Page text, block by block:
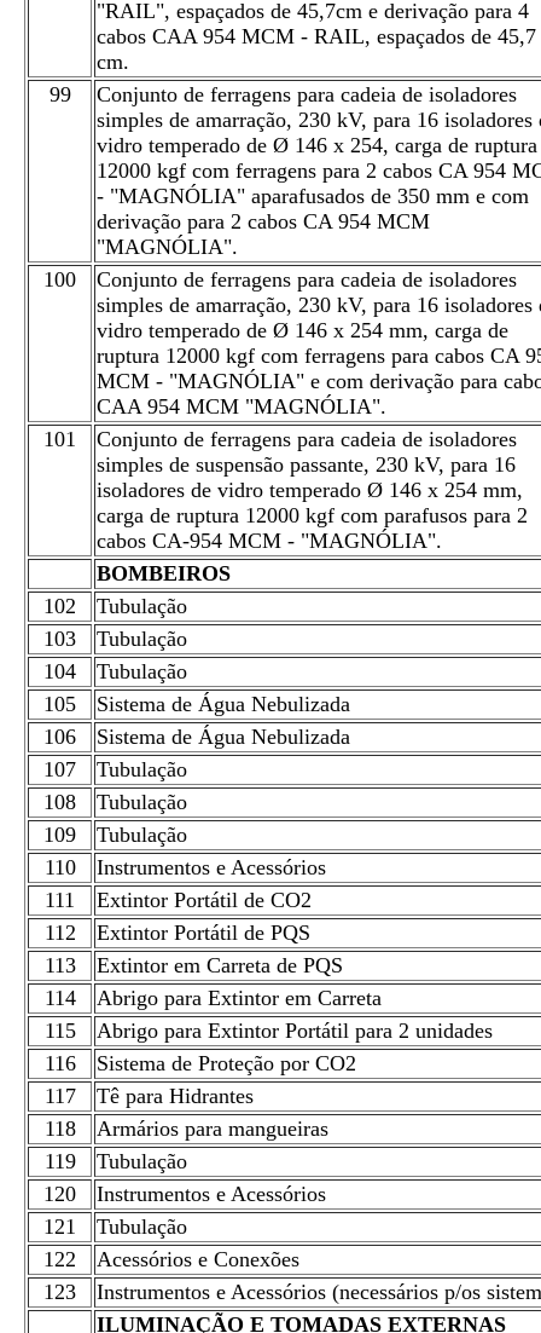
"RAIL", espaçados de 45,7cm e derivação para 4
cabos CAA 954 MCM - RAIL, espaçados de 45,7
cm.
99
Conjunto de ferragens para cadeia de isoladores
simples de amarração, 230 kV, para 16 isoladores
vidro temperado de Ø 146 x 254, carga de ruptura
12000 kgf com ferragens para 2 cabos CA 954
- "MAGNÓLIA" aparafusados de 350 mm e com
derivação para 2 cabos CA 954 MCM
"MAGNÓLIA".
100
Conjunto de ferragens para cadeia de isoladores
simples de amarração, 230 kV, para 16 isoladores
vidro temperado de Ø 146 x 254 mm, carga de
ruptura 12000 kgf com ferragens para cabos CA
MCM - "MAGNÓLIA" e com derivação para
CAA 954 MCM "MAGNÓLIA".
101
Conjunto de ferragens para cadeia de isoladores
simples de suspensão passante, 230 kV, para 16
isoladores de vidro temperado Ø 146 x 254 mm,
carga de ruptura 12000 kgf com parafusos para 2
cabos CA-954 MCM - "MAGNÓLIA".
BOMBEIROS
102
Tubulação
103
Tubulação
104
Tubulação
105
Sistema de Água Nebulizada
106
Sistema de Água Nebulizada
107
Tubulação
108
Tubulação
109
Tubulação
110
Instrumentos e Acessórios
111
Extintor Portátil de CO2
112
Extintor Portátil de PQS
113
Extintor em Carreta de PQS
114
Abrigo para Extintor em Carreta
115
Abrigo para Extintor Portátil para 2 unidades
116
Sistema de Proteção por CO2
117
Tê para Hidrantes
118
Armários para mangueiras
119
Tubulação
120
Instrumentos e Acessórios
121
Tubulação
122
Acessórios e Conexões
123
Instrumentos e Acessórios (necessários p/os
ILUMINAÇÃO E TOMADAS EXTERNAS